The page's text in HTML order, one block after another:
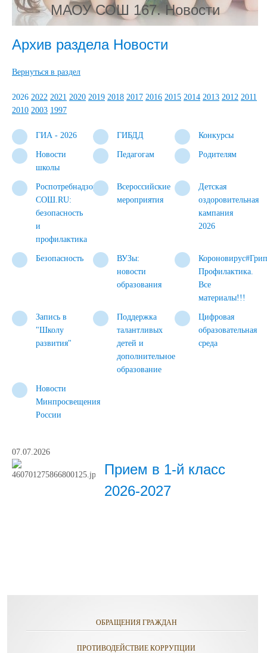
МАОУ СОШ 167. Новости
Архив раздела Новости
Вернуться в раздел
2026 2022 2021 2020 2019 2018 2017 2016 2015 2014 2013 2012 2011
2010 2003 1997
ГИА - 2026 ГИБДД Конкурсы
Новости
школы
Педагогам Родителям
Роспотребнадзор.
СОШ.RU:
безопасность
и
профилактика
Всероссийские
мероприятия
Детская
оздоровительная
кампания
2026
Безопасность
ВУЗы:
новости
образования
Профилактика.
Все
материалы!!!
Запись в
"Школу
развития"
Поддержка
талантливых
детей и
дополнительное
образование
Цифровая
образовательная
среда
Новости
Минпросвещения
России
07.07.2026
Прием в 1-й класс
2026-2027
ОБРАЩЕНИЯ ГРАЖДАН
ПРОТИВОДЕЙСТВИЕ КОРРУПЦИИ